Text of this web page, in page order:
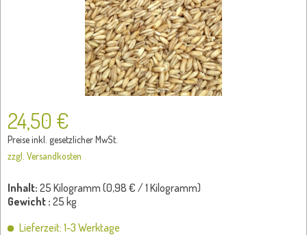
24,50 €
Preise inkl. gesetzlicher MwSt.
zzgl. Versandkosten
Inhalt: 25 Kilogramm (0,98 € / 1 Kilogramm)
Gewicht : 25 kg
Lieferzeit: 1-3 Werktage